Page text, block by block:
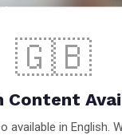
Sistemi
🇬🇧
Content
available in English.